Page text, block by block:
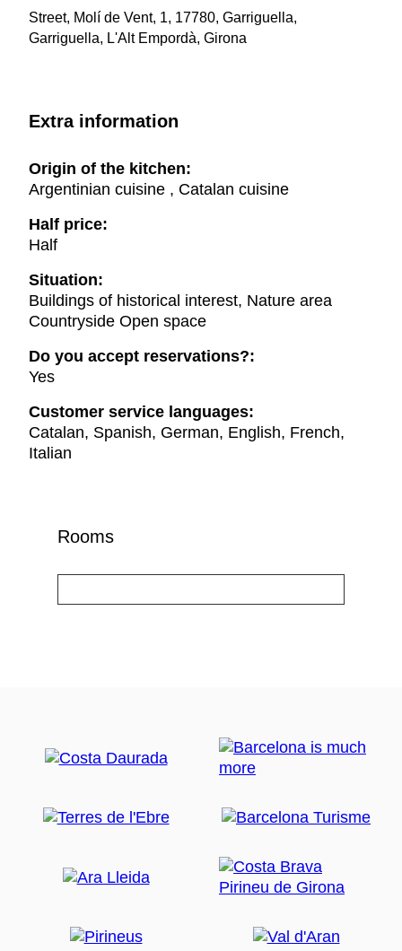
Street, Molí de Vent, 1, 17780, Garriguella,
Garriguella, L'Alt Empordà, Girona
Extra information
Origin of the kitchen:
Argentinian cuisine , Catalan cuisine
Half price:
Half
Situation:
Buildings of historical interest, Nature area
Countryside Open space
Do you accept reservations?:
Yes
Customer service languages:
Catalan, Spanish, German, English, French,
Italian
Rooms